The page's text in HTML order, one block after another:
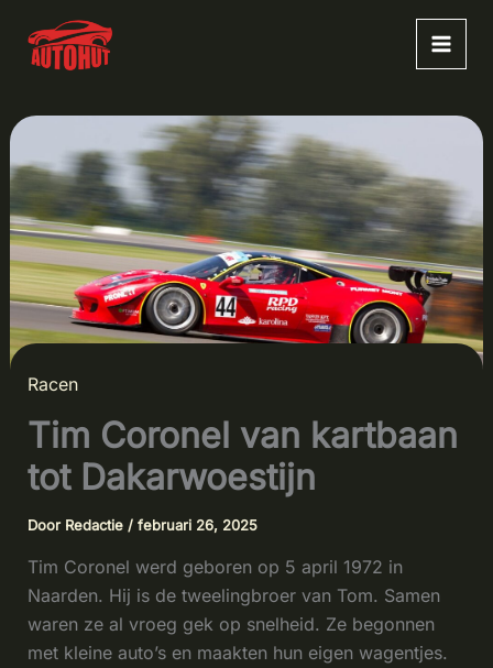
naar
Racen
Tim Coronel van kartbaan
tot Dakarwoestijn
Door Redactie / februari 26, 2025
Tim Coronel werd geboren op 5 april 1972 in
Naarden. Hij is de tweelingbroer van Tom. Samen
waren ze al vroeg gek op snelheid. Ze begonnen
met kleine auto’s en maakten hun eigen wagentjes.